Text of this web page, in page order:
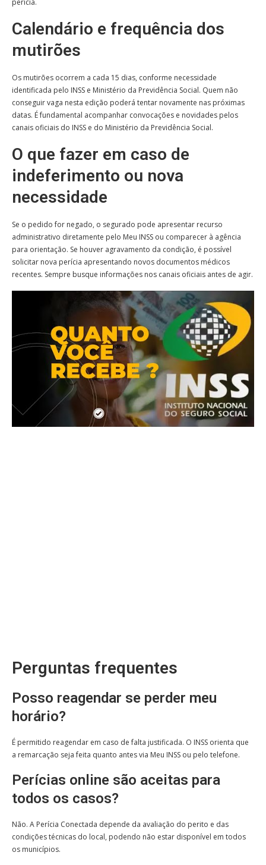
perícia.
Calendário e frequência dos
mutirões
Os mutirões ocorrem a cada 15 dias, conforme necessidade
identificada pelo INSS e Ministério da Previdência Social. Quem não
conseguir vaga nesta edição poderá tentar novamente nas próximas
datas. É fundamental acompanhar convocações e novidades pelos
canais oficiais do INSS e do Ministério da Previdência Social.
O que fazer em caso de
indeferimento ou nova
necessidade
Se o pedido for negado, o segurado pode apresentar recurso
administrativo diretamente pelo Meu INSS ou comparecer à agência
para orientação. Se houver agravamento da condição, é possível
solicitar nova perícia apresentando novos documentos médicos
recentes. Sempre busque informações nos canais oficiais antes de agir.
Perguntas frequentes
Posso reagendar se perder meu
horário?
É permitido reagendar em caso de falta justificada. O INSS orienta que
a remarcação seja feita quanto antes via Meu INSS ou pelo telefone.
Perícias online são aceitas para
todos os casos?
Não. A Perícia Conectada depende da avaliação do perito e das
condições técnicas do local, podendo não estar disponível em todos
os municípios.